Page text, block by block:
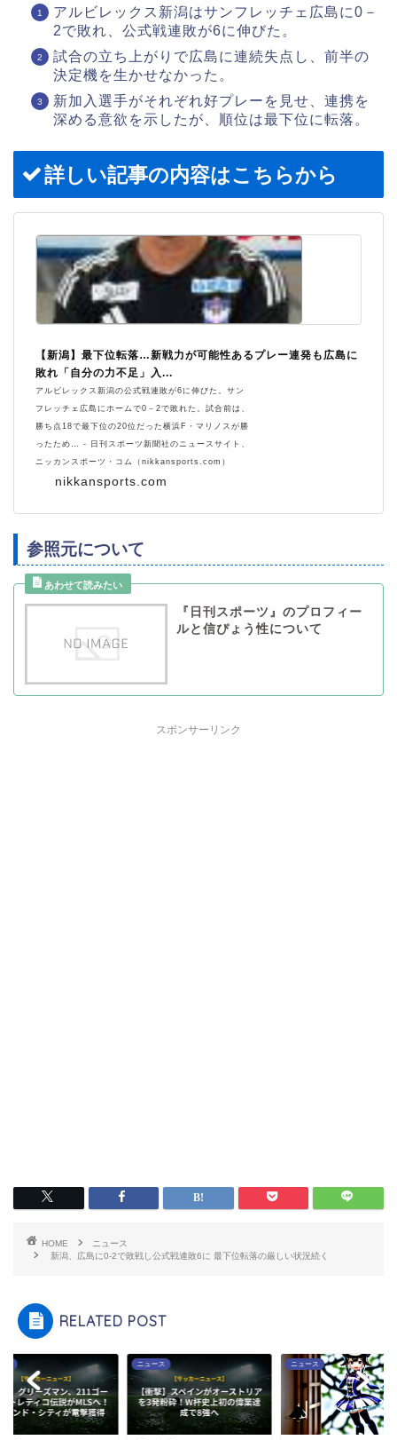
アルビレックス新潟はサンフレッチェ広島に0－
2で敗れ、公式戦連敗が6に伸びた。
試合の立ち上がりで広島に連続失点し、前半の
決定機を生かせなかった。
新加入選手がそれぞれ好プレーを見せ、連携を
深める意欲を示したが、順位は最下位に転落。
詳しい記事の内容はこちらから
nikkansports.com
【新潟】最下位転落…新戦力が可能性あるプレー連発も広島に
敗れ「自分の力不足」入...
アルビレックス新潟の公式戦連敗が6に伸びた。サン
フレッチェ広島にホームで0－2で敗れた。試合前は、
勝ち点18で最下位の20位だった横浜F・マリノスが勝
ったため… - 日刊スポーツ新聞社のニュースサイト、
ニッカンスポーツ・コム（nikkansports.com）
参照元について
『日刊スポーツ』のプロフィー
ルと信ぴょう性について
スポンサーリンク
HOME
ニュース
新潟、広島に0-2で敗戦し公式戦連敗6に 最下位転落の厳しい状況続く
RELATED POST
ニュース ニュース